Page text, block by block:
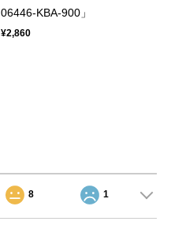
06446-KBA-900」
¥2,860
8 1